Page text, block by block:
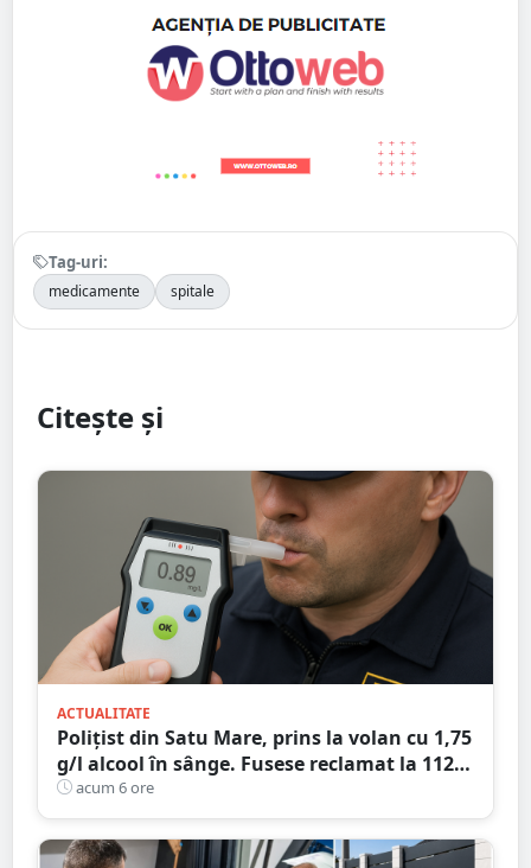
Tag-uri:
medicamente spitale
Citește și
ACTUALITATE
Polițist din Satu Mare, prins la volan cu 1,75
g/l alcool în sânge. Fusese reclamat la 112
că circula pe contrasens
acum 6 ore